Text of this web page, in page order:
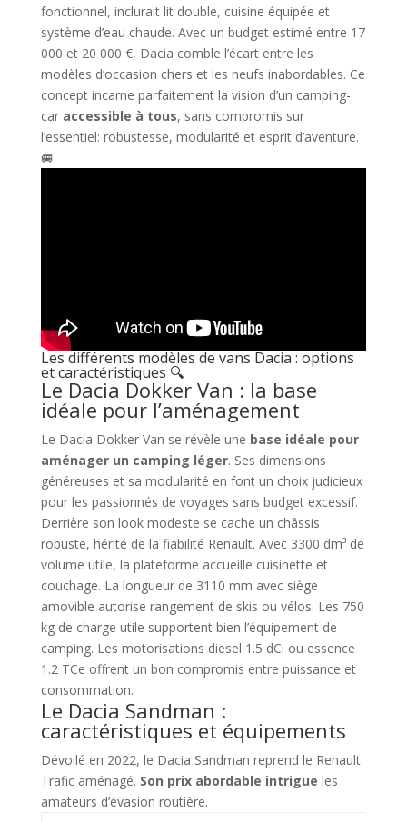
fonctionnel, inclurait lit double, cuisine équipée et
système d’eau chaude. Avec un budget estimé entre 17
000 et 20 000 €, Dacia comble l’écart entre les
modèles d’occasion chers et les neufs inabordables. Ce
concept incarne parfaitement la vision d’un camping-
car accessible à tous, sans compromis sur
l’essentiel: robustesse, modularité et esprit d’aventure.
🚐
Les différents modèles de vans Dacia : options
et caractéristiques 🔍
Le Dacia Dokker Van : la base
idéale pour l’aménagement
Le Dacia Dokker Van se révèle une base idéale pour
aménager un camping léger. Ses dimensions
généreuses et sa modularité en font un choix judicieux
pour les passionnés de voyages sans budget excessif.
Derrière son look modeste se cache un châssis
robuste, hérité de la fiabilité Renault. Avec 3300 dm³ de
volume utile, la plateforme accueille cuisinette et
couchage. La longueur de 3110 mm avec siège
amovible autorise rangement de skis ou vélos. Les 750
kg de charge utile supportent bien l’équipement de
camping. Les motorisations diesel 1.5 dCi ou essence
1.2 TCe offrent un bon compromis entre puissance et
consommation.
Le Dacia Sandman :
caractéristiques et équipements
Dévoilé en 2022, le Dacia Sandman reprend le Renault
Trafic aménagé. Son prix abordable intrigue les
amateurs d’évasion routière.